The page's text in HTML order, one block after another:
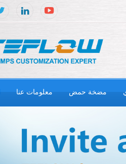
معلومات عنا مضخة حمض